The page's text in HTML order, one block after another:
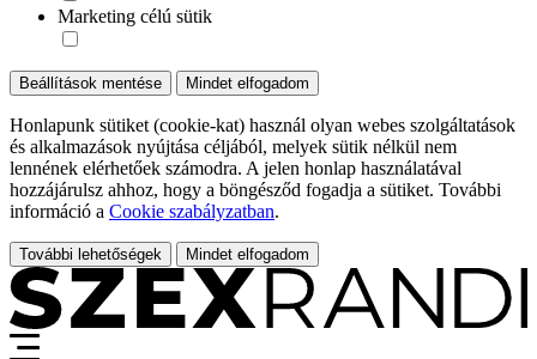
Marketing célú sütik
Beállítások mentése Mindet elfogadom
Honlapunk sütiket (cookie-kat) használ olyan webes szolgáltatások
és alkalmazások nyújtása céljából, melyek sütik nélkül nem
lennének elérhetőek számodra. A jelen honlap használatával
hozzájárulsz ahhoz, hogy a böngésződ fogadja a sütiket. További
információ a Cookie szabályzatban.
További lehetőségek Mindet elfogadom